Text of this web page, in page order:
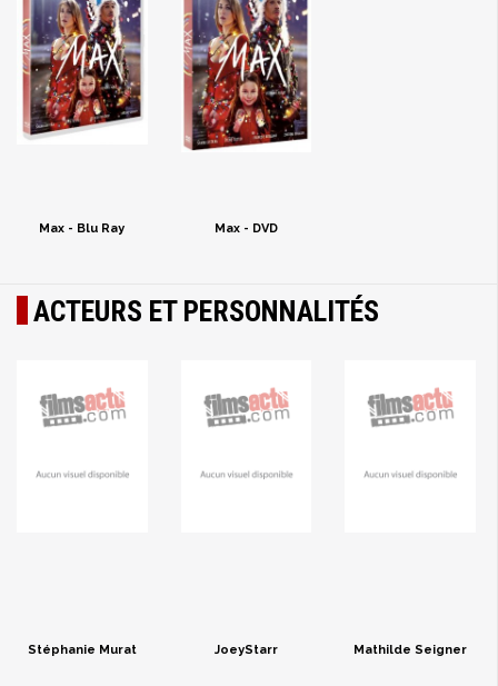
Max - Blu Ray Max - DVD
ACTEURS ET PERSONNALITÉS
Stéphanie Murat JoeyStarr Mathilde Seigner